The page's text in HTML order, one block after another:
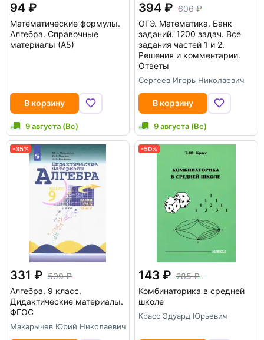
94
Математические формулы.
Алгебра. Справочные
материалы (А5)
В корзину
9 августа (Вс)
394
606
ОГЭ. Математика. Банк
заданий. 1200 задач. Все
задания частей 1 и 2.
Решения и комментарии.
Ответы
Сергеев Игорь Николаевич
В корзину
9 августа (Вс)
-35%
331
509
Алгебра. 9 класс.
Дидактические материалы.
ФГОС
Макарычев Юрий Николаевич
-50%
143
285
Комбинаторика в средней
школе
Красс Эдуард Юрьевич